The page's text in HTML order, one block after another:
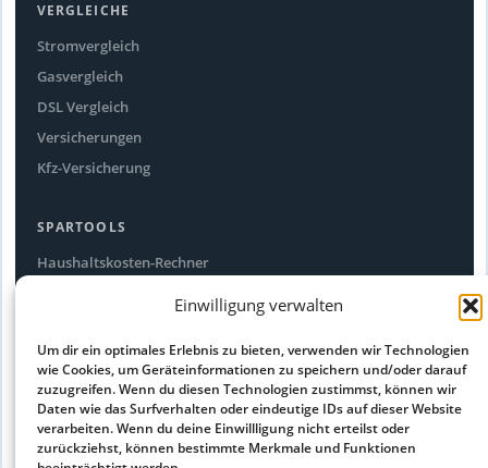
Einwilligung verwalten
Um dir ein optimales Erlebnis zu bieten, verwenden wir Technologien
wie Cookies, um Geräteinformationen zu speichern und/oder darauf
zuzugreifen. Wenn du diesen Technologien zustimmst, können wir
Daten wie das Surfverhalten oder eindeutige IDs auf dieser Website
verarbeiten. Wenn du deine Einwillligung nicht erteilst oder
zurückziehst, können bestimmte Merkmale und Funktionen
VERGLEICHE
Stromvergleich
Gasvergleich
DSL Vergleich
Versicherungen
Kfz-Versicherung
SPARTOOLS
Haushaltskosten-Rechner
Alle Spartipps
RECHTLICHES
Impressum